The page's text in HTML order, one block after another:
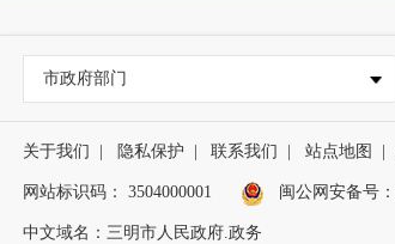
市政府部门
关于我们 隐私保护 联系我们 站点地图
网站标识码： 3504000001 闽公网安备号：
中文域名：三明市人民政府.政务